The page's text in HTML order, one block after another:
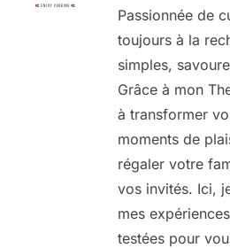
Passionnée de
toujours à la
simples,
Grâce à mon
à transformer
moments de
régaler votre
vos invités. Ici,
mes
testées pour